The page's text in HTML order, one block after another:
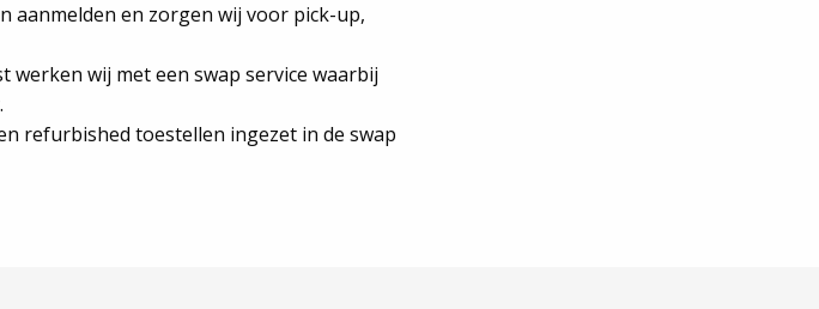
aanmelden en zorgen wij voor pick-up,
wij met een swap service waarbij
refurbished toestellen ingezet in de swap